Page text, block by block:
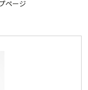
ページ